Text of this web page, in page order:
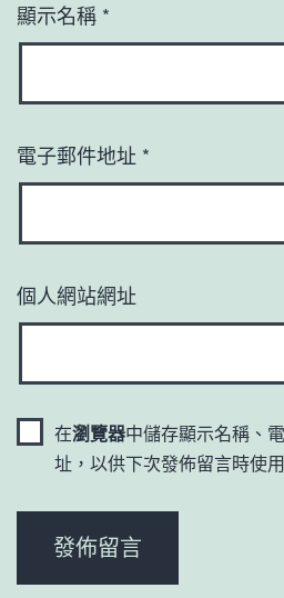
顯示名稱 *
電子郵件地址 *
個人網站網址
在瀏覽器中儲存顯示名稱、
址，以供下次發佈留言時使